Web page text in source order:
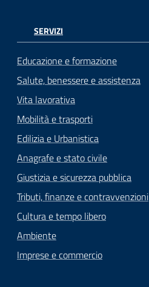
SERVIZI
Educazione e formazione
Salute, benessere e assistenza
Vita lavorativa
Mobilità e trasporti
Edilizia e Urbanistica
Anagrafe e stato civile
Giustizia e sicurezza pubblica
Tributi, finanze e contravvenzioni
Cultura e tempo libero
Ambiente
Imprese e commercio